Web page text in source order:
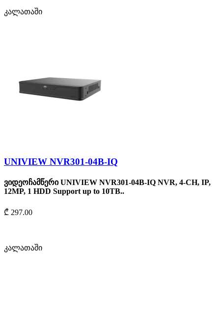
კალათაში
UNIVIEW NVR301-04B-IQ
ვიდეოჩამწერი UNIVIEW NVR301-04B-IQ NVR, 4-CH, IP,
12MP, 1 HDD Support up to 10TB..
₾ 297.00
კალათაში